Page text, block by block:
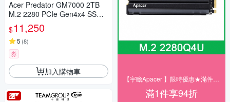
Acer Predator GM7000 2TB
M.2 2280 PCIe Gen4x4 SSD
固態硬碟
$11,250
5 (8)
券
加入購物車
滿1件享94折